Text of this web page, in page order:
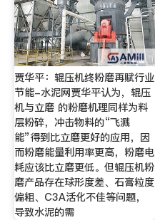
贾华平：辊压机终粉磨再赋行业
节能-水泥网贾华平认为，辊压
机与立磨 的粉磨机理同样为料
层粉碎，冲击物料的“飞溅
能”得到比立磨更好的应用，因
而粉磨能量利用率更高，粉磨电
耗应该比立磨更低。但辊压机粉
磨产品存在球形度差、石膏粒度
偏粗、C3A活化不佳等问题，
导致水泥的需